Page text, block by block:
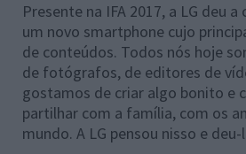
Presente na IFA 2017, a LG deu
um novo smartphone cujo
de conteúdos. Todos nós hoje
de fotógrafos, de editores de
gostamos de criar algo bonito e
partilhar com a família, com os
mundo. A LG pensou nisso e